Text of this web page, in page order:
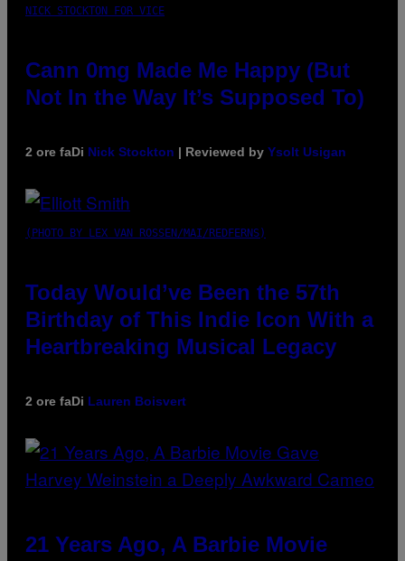
NICK STOCKTON FOR VICE
Cann 0mg Made Me Happy (But
Not In the Way It’s Supposed To)
2 ore faDi Nick Stockton | Reviewed by Ysolt Usigan
(PHOTO BY LEX VAN ROSSEN/MAI/REDFERNS)
Today Would’ve Been the 57th
Birthday of This Indie Icon With a
Heartbreaking Musical Legacy
2 ore faDi Lauren Boisvert
21 Years Ago, A Barbie Movie